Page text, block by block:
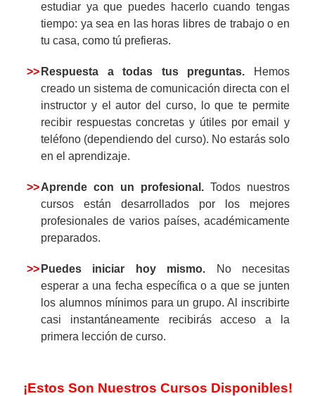
estudiar ya que puedes hacerlo cuando tengas
tiempo: ya sea en las horas libres de trabajo o en
tu casa, como tú prefieras.
>> Respuesta a todas tus preguntas. Hemos
creado un sistema de comunicación directa con el
instructor y el autor del curso, lo que te permite
recibir respuestas concretas y útiles por email y
teléfono (dependiendo del curso). No estarás solo
en el aprendizaje.
>>Aprende con un profesional. Todos nuestros
cursos están desarrollados por los mejores
profesionales de varios países, académicamente
preparados.
>> Puedes iniciar hoy mismo. No necesitas
esperar a una fecha específica o a que se junten
los alumnos mínimos para un grupo. Al inscribirte
casi instantáneamente recibirás acceso a la
primera lección de curso.
¡Estos Son Nuestros Cursos Disponibles!